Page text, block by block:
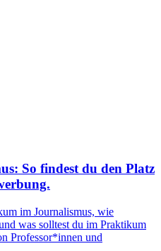
So findest du den Platz
im Journalismus, wie
was solltest du im Praktikum
Professor*innen und